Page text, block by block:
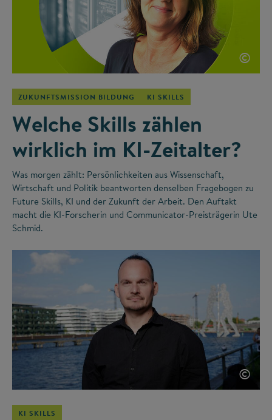
©
ZUKUNFTSMISSION BILDUNG KI SKILLS
Welche Skills zählen
wirklich im KI-Zeitalter?
Was morgen zählt: Persönlichkeiten aus Wissenschaft,
Wirtschaft und Politik beantworten denselben Fragebogen zu
Future Skills, KI und der Zukunft der Arbeit. Den Auftakt
macht die KI-Forscherin und Communicator-Preisträgerin Ute
Schmid.
©
KI SKILLS